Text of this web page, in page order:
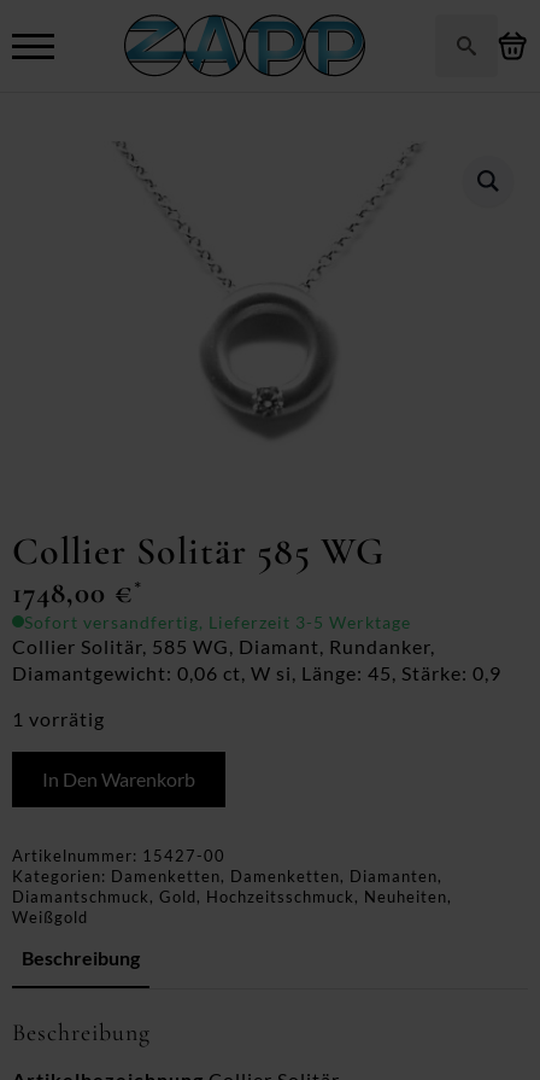
Collier Solitär 585 WG
1748,00 €*
Sofort versandfertig, Lieferzeit 3-5 Werktage
Collier Solitär, 585 WG, Diamant, Rundanker,
Diamantgewicht: 0,06 ct, W si, Länge: 45, Stärke: 0,9
1 vorrätig
In Den Warenkorb
Artikelnummer: 15427-00
Kategorien: Damenketten, Damenketten, Diamanten,
Diamantschmuck, Gold, Hochzeitsschmuck, Neuheiten,
Weißgold
Beschreibung
Beschreibung